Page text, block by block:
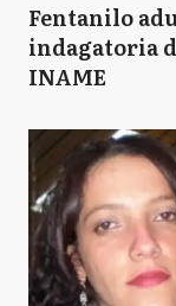
Fentanilo
indagatoria
INAME